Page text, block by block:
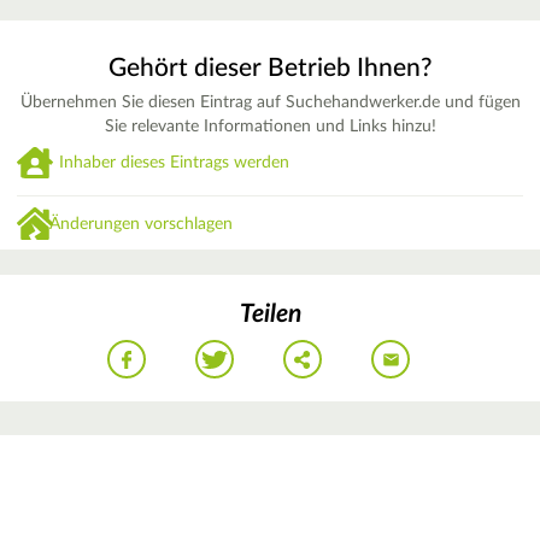
Gehört dieser Betrieb Ihnen?
Übernehmen Sie diesen Eintrag auf Suchehandwerker.de und fügen
Sie relevante Informationen und Links hinzu!
Inhaber dieses Eintrags werden
Änderungen vorschlagen
Teilen